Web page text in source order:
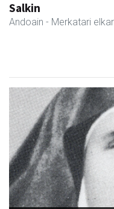
La Salle Berrozpe
Andoain - Hezkuntza